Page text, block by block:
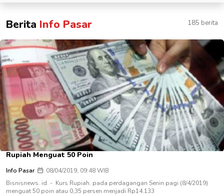
185 berita
Berita Info Pasar
Rupiah Menguat 50 Poin
Info Pasar
08/04/2019, 09:48 WIB
Bisnisnews. id. - Kurs Rupiah. pada perdagangan Senin pagi (8/4/2019)
menguat 50 poin atau 0,35 persen menjadi Rp14.133